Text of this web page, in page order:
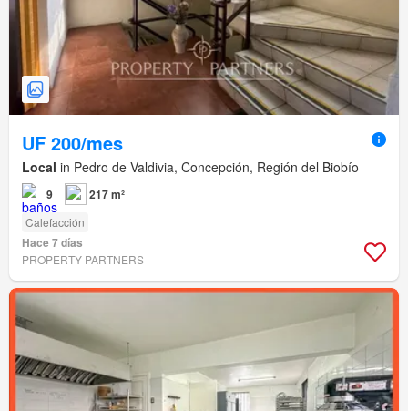
UF 200/mes
Local in Pedro de Valdivia, Concepción, Región del Biobío
9 217 m²
Calefacción
Hace 7 días
PROPERTY PARTNERS